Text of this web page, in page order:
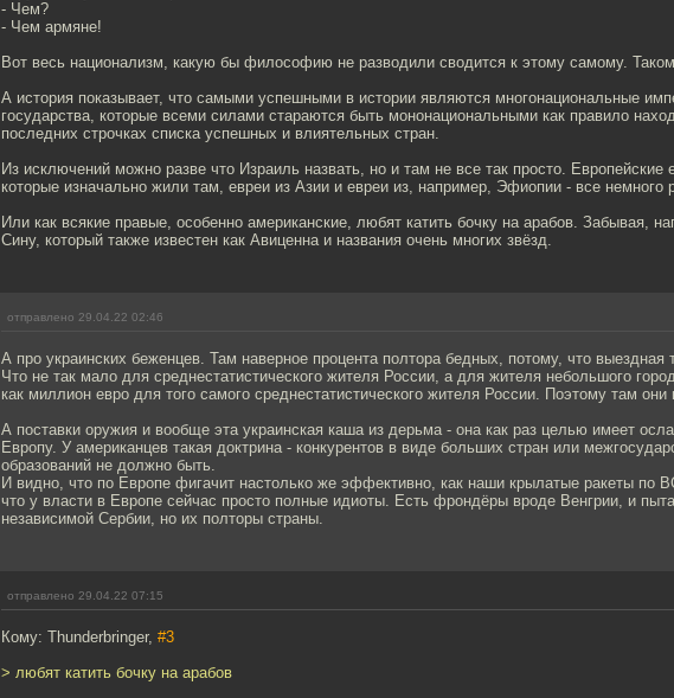
- Чем?
- Чем армяне!
Вот весь национализм, какую бы философию не разводили сводится к этому самому.
А история показывает, что самыми успешными в истории являются многонациональные
государства, которые всеми силами стараются быть мононациональными как правило
последних строчках списка успешных и влиятельных стран.
Из исключений можно разве что Израиль назвать, но и там не все так просто. Европейские
которые изначально жили там, евреи из Азии и евреи из, например, Эфиопии - все немного
Или как всякие правые, особенно американские, любят катить бочку на арабов. Забывая,
Сину, который также известен как Авиценна и названия очень многих звёзд.
отправлено 29.04.22 02:46
А про украинских беженцев. Там наверное процента полтора бедных, потому, что выездная
Что не так мало для среднестатистического жителя России, а для жителя небольшого
как миллион евро для того самого среднестатистического жителя России. Поэтому там они
А поставки оружия и вообще эта украинская каша из дерьма - она как раз целью имеет
Европу. У американцев такая доктрина - конкурентов в виде больших стран или
образований не должно быть.
И видно, что по Европе фигачит настолько же эффективно, как наши крылатые ракеты по
что у власти в Европе сейчас просто полные идиоты. Есть фрондёры вроде Венгрии, и
независимой Сербии, но их полторы страны.
отправлено 29.04.22 07:15
Кому: Thunderbringer, #3
> любят катить бочку на арабов